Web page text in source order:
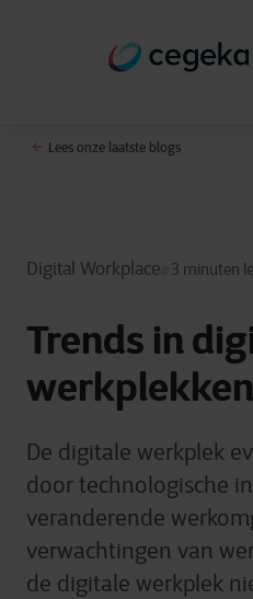
Lees onze laatste blogs
Digital Workplace 3 minuten
Trends in
werkplekken
De digitale werkplek
door technologische
veranderende
verwachtingen van
de digitale werkplek